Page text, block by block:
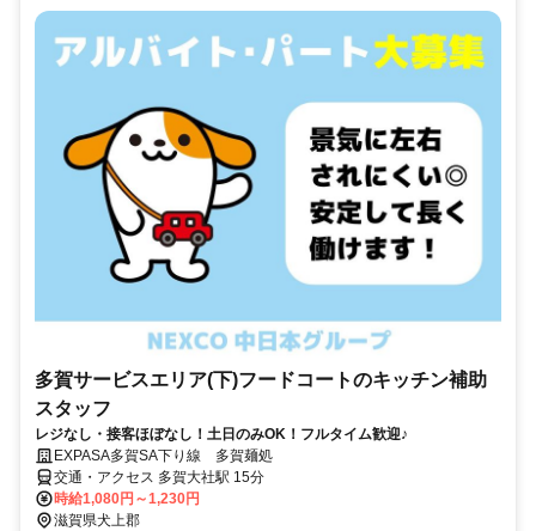
多賀サービスエリア(下)フードコートのキッチン補助
スタッフ
レジなし・接客ほぼなし！土日のみOK！フルタイム歓迎♪
EXPASA多賀SA下り線 多賀麺処
交通・アクセス 多賀大社駅 15分
時給1,080円～1,230円
滋賀県犬上郡